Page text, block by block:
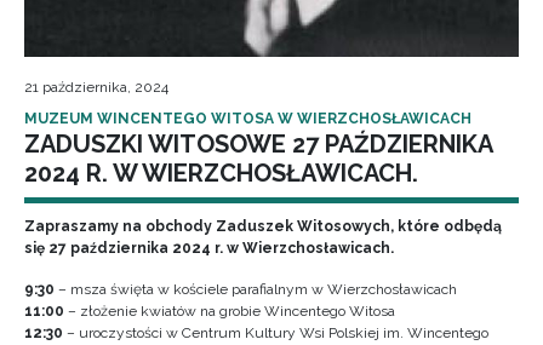
21 października, 2024
MUZEUM WINCENTEGO WITOSA W WIERZCHOSŁAWICACH
ZADUSZKI WITOSOWE 27 PAŹDZIERNIKA
2024 R. W WIERZCHOSŁAWICACH.
Zapraszamy na obchody Zaduszek Witosowych, które odbędą
się 27 października 2024 r. w Wierzchosławicach.
9:30 – msza święta w kościele parafialnym w Wierzchosławicach
11:00 – złożenie kwiatów na grobie Wincentego Witosa
12:30 – uroczystości w Centrum Kultury Wsi Polskiej im. Wincentego